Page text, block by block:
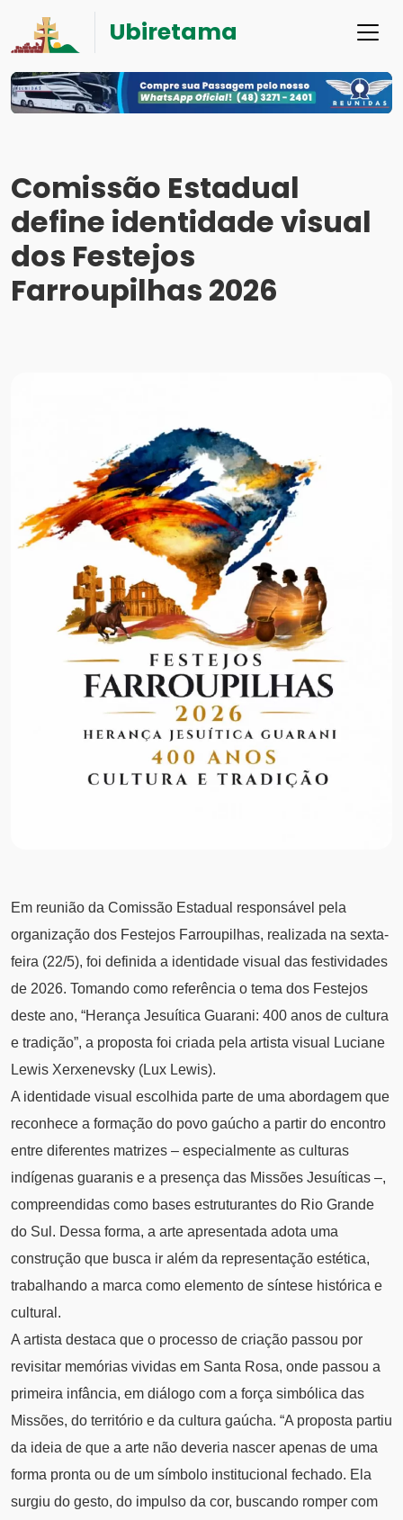
Ubiretama
Comissão Estadual
define identidade visual
dos Festejos
Farroupilhas 2026
Em reunião da Comissão Estadual responsável pela
organização dos Festejos Farroupilhas, realizada na sexta-
feira (22/5), foi definida a identidade visual das festividades
de 2026. Tomando como referência o tema dos Festejos
deste ano, “Herança Jesuítica Guarani: 400 anos de cultura
e tradição”, a proposta foi criada pela artista visual Luciane
Lewis Xerxenevsky (Lux Lewis).
A identidade visual escolhida parte de uma abordagem que
reconhece a formação do povo gaúcho a partir do encontro
entre diferentes matrizes – especialmente as culturas
indígenas guaranis e a presença das Missões Jesuíticas –,
compreendidas como bases estruturantes do Rio Grande
do Sul. Dessa forma, a arte apresentada adota uma
construção que busca ir além da representação estética,
trabalhando a marca como elemento de síntese histórica e
cultural.
A artista destaca que o processo de criação passou por
revisitar memórias vividas em Santa Rosa, onde passou a
primeira infância, em diálogo com a força simbólica das
Missões, do território e da cultura gaúcha. “A proposta partiu
da ideia de que a arte não deveria nascer apenas de uma
forma pronta ou de um símbolo institucional fechado. Ela
surgiu do gesto, do impulso da cor, buscando romper com